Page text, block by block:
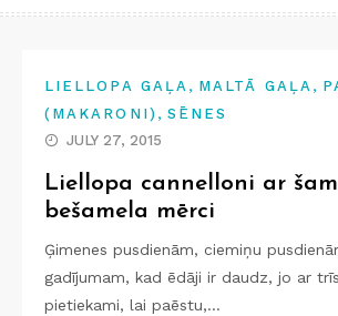
LIELLOPA GAĻA , MALTĀ GAĻA ,
(MAKARONI) , SĒNES
JULY 27, 2015
Liellopa cannelloni ar
bešamela mērci
Ģimenes pusdienām, ciemiņu
gadījumam, kad ēdāji ir daudz, jo ar
pietiekami, lai paēstu,…